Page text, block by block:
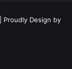
Design by